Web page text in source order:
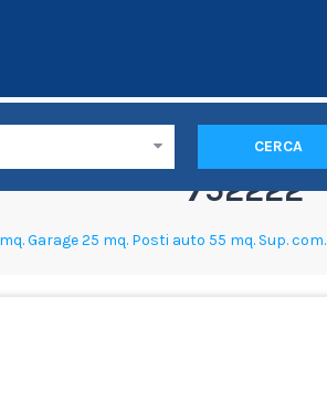
CERCA
752222°
Garage 25 mq. Posti auto 55 mq. Sup. com.